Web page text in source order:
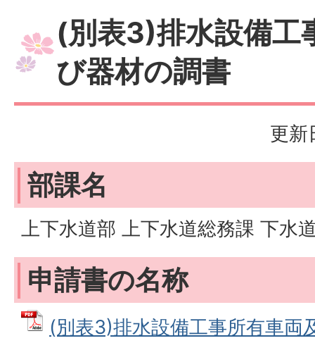
(別表3)排水設備工
び器材の調書
更新
部課名
上下水道部 上下水道総務課 下水
申請書の名称
(別表3)排水設備工事所有車両